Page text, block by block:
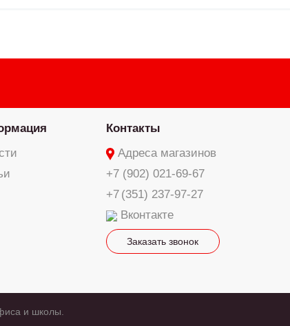
Контакты
Адреса магазинов
+7 (902) 021-69-67
+7 (351) 237-97-27
Вконтакте
Заказать звонок
и школы.